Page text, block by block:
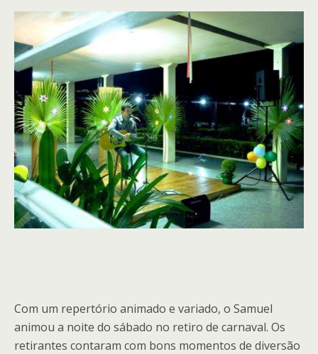
Com um repertório animado e variado, o Samuel
animou a noite do sábado no retiro de carnaval. Os
retirantes contaram com bons momentos de diversão